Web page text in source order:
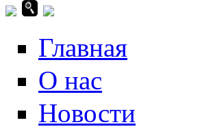
Главная
О нас
Новости